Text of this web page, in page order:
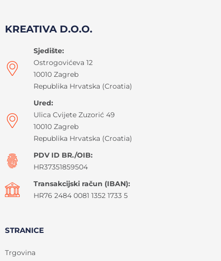
KREATIVA D.O.O.
Sjedište:
Ostrogovićeva 12
10010 Zagreb
Republika Hrvatska (Croatia)
Ured:
Ulica Cvijete Zuzorić 49
10010 Zagreb
Republika Hrvatska (Croatia)
PDV ID BR./OIB:
HR37351859504
Transakcijski račun (IBAN):
HR76 2484 0081 1352 1733 5
STRANICE
Trgovina